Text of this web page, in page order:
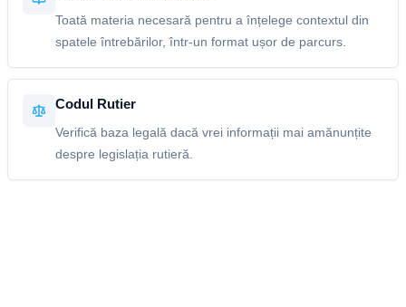
Toată materia necesară pentru a înțelege contextul din
spatele întrebărilor, într-un format ușor de parcurs.
Codul Rutier
Verifică baza legală dacă vrei informații mai amănunțite
despre legislația rutieră.